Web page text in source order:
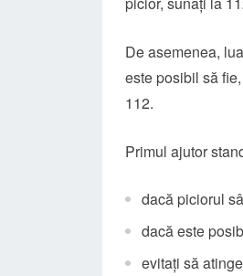
De asemenea,
este posibil să
112.
Primul ajutor
dacă piciorul
dacă este
evitați să